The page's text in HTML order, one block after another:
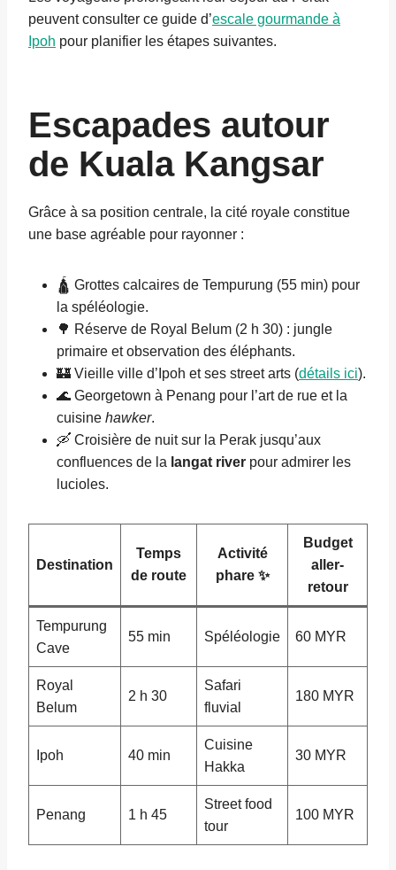
peuvent consulter ce guide d’escale gourmande à
Ipoh pour planifier les étapes suivantes.
Escapades autour
de Kuala Kangsar
Grâce à sa position centrale, la cité royale constitue
une base agréable pour rayonner :
🛕 Grottes calcaires de Tempurung (55 min) pour
la spéléologie.
🌳 Réserve de Royal Belum (2 h 30) : jungle
primaire et observation des éléphants.
🏰 Vieille ville d’Ipoh et ses street arts (détails ici).
🌊 Georgetown à Penang pour l’art de rue et la
cuisine hawker.
🛶 Croisière de nuit sur la Perak jusqu’aux
confluences de la langat river pour admirer les
lucioles.
Destination
Temps
de route
Activité
phare ✨
Budget
aller-
retour
Tempurung
Cave
55 min Spéléologie 60 MYR
Royal
Belum
2 h 30
Safari
fluvial
180 MYR
Ipoh 40 min
Cuisine
Hakka
30 MYR
Penang 1 h 45
Street food
tour
100 MYR